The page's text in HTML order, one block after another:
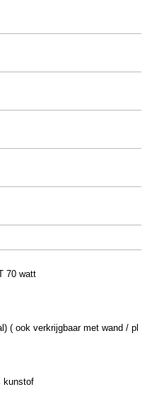
70 watt
( ook verkrijgbaar met wand / pl
kunstof